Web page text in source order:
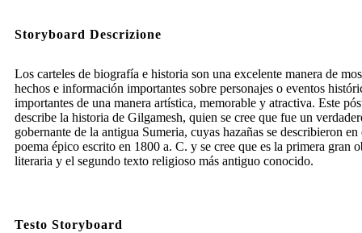
Storyboard Descrizione
Los carteles de biografía e historia son una excelente manera de
hechos e información importantes sobre personajes o eventos
importantes de una manera artística, memorable y atractiva. Este
describe la historia de Gilgamesh, quien se cree que fue un
gobernante de la antigua Sumeria, cuyas hazañas se describieron en
poema épico escrito en 1800 a. C. y se cree que es la primera gran
literaria y el segundo texto religioso más antiguo conocido.
Testo Storyboard